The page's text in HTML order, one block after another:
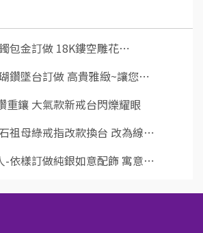
包金訂做 18K鏤空雕花⋯
鑽墜台訂做 高貴雅緻~讓您⋯
重鑲 大氣款新戒台閃爍耀眼
祖母綠戒指改款換台 改為線⋯
-依樣訂做純銀如意配飾 寓意⋯